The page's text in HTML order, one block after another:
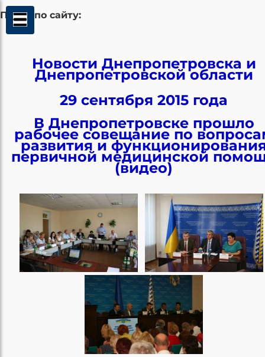
Поиск по сайту:
Новости Днепропетровска и
Днепропетровской области
29 сентября 2015 года
В Днепропетровске прошло
рабочее совещание по
развития и
первичной медицинской
(видео)